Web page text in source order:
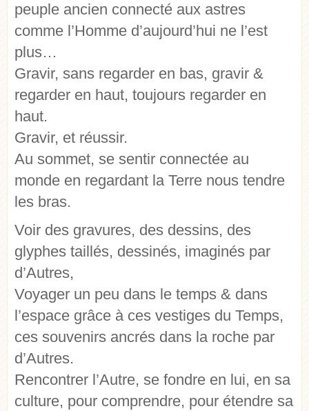
peuple ancien connecté aux astres
comme l’Homme d’aujourd’hui ne l’est
plus…
Gravir, sans regarder en bas, gravir &
regarder en haut, toujours regarder en
haut.
Gravir, et réussir.
Au sommet, se sentir connectée au
monde en regardant la Terre nous tendre
les bras.
Voir des gravures, des dessins, des
glyphes taillés, dessinés, imaginés par
d’Autres,
Voyager un peu dans le temps & dans
l’espace grâce à ces vestiges du Temps,
ces souvenirs ancrés dans la roche par
d’Autres.
Rencontrer l’Autre, se fondre en lui, en sa
culture, pour comprendre, pour étendre sa